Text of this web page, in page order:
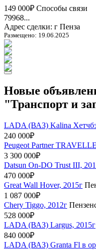
149 000₽ Способы связи
79968...
Адрес сделки: г Пенза
Размещено: 19.06.2025
Новые
"Транспорт и
LADA (ВАЗ) Kalina
240 000₽
Peugeot Partner
3 300 000₽
Datsun On-DO Trust III,
470 000₽
Great Wall Hover, 2015г
1 087 000₽
Chery Tiggo, 2012г
528 000₽
LADA (ВАЗ) Largus, 2015г
840 000₽
LADA (ВАЗ) Granta Fl в